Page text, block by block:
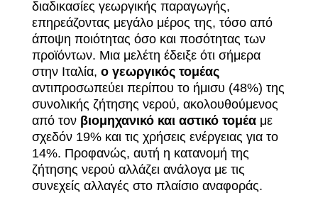
διαδικασίες γεωργικής παραγωγής,
επηρεάζοντας μεγάλο μέρος της, τόσο από
άποψη ποιότητας όσο και ποσότητας των
προϊόντων. Μια μελέτη έδειξε ότι σήμερα
στην Ιταλία, ο γεωργικός τομέας
αντιπροσωπεύει περίπου το ήμισυ (48%) της
συνολικής ζήτησης νερού, ακολουθούμενος
από τον βιομηχανικό και αστικό τομέαμε
σχεδόν 19% και τις χρήσεις ενέργειας για το
14%. Προφανώς, αυτή η κατανομή της
ζήτησης νερού αλλάζει ανάλογα με τις
συνεχείς αλλαγές στο πλαίσιο αναφοράς.